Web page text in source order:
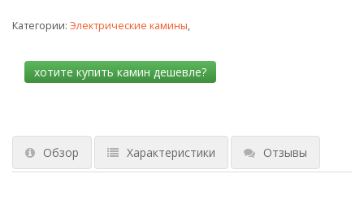
Категории: Электрические камины,
Обзор Характеристики Отзывы